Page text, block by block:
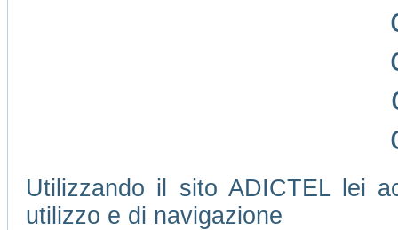
Utilizzando il sito ADICTEL lei
utilizzo e di navigazione